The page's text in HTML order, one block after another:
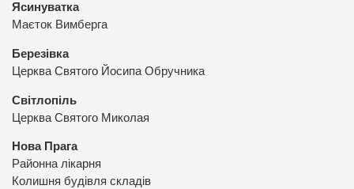
Ясинуватка
Маєток Вимберга
Березівка
Церква Святого Йосипа Обручника
Світлопіль
Церква Святого Миколая
Нова Прага
Районна лікарня
Колишня будівля складів